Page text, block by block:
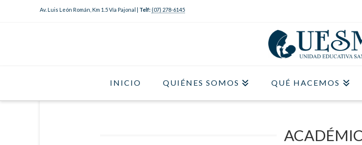
Av. Luis León Román, Km 1.5 Vía Pajonal | Telf: (07) 278-6145
INICIO QUIÉNES SOMOS QUÉ HACEMOS